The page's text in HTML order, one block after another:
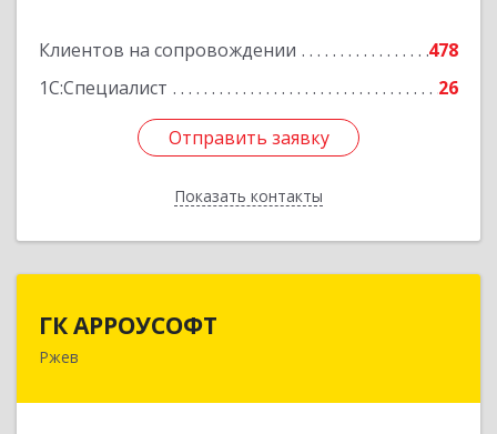
Клиентов на сопровождении
478
1С:Специалист
26
Отправить заявку
Показать контакты
Отправить заявку
Назад
ГК АРРОУСОФТ
Ржев172381, Тверская обл, м.о. Ржевский, Ржев г,